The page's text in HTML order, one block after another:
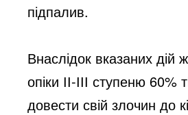
підпалив.
Внаслідок вказаних дій
опіки ІІ-ІІІ ступеню 60%
довести свій злочин до